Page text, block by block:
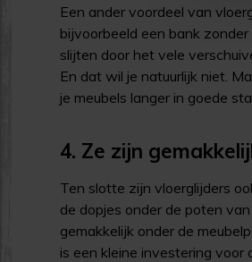
Een ander voordeel van
bijvoorbeeld een bank
slijten door het vele
En dat wil je natuurlijk niet.
je meubels langer in goede
4. Ze zijn
Ten slotte zijn vloerglijders
de dopjes onder de poten
gemakkelijk onder de
is een kleine investering voor